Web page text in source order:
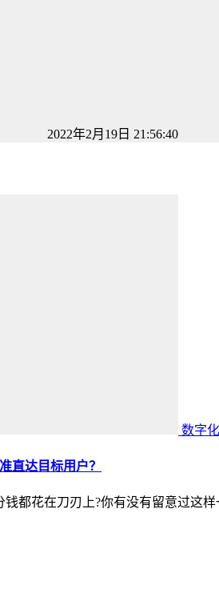
2022年2月19日 21:56:40
数字化
直达目标用户？
都花在刀刃上?你有没有留意过这